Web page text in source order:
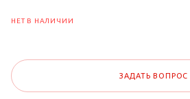
НЕТ В НАЛИЧИИ
ЗАДАТЬ ВОПРОС